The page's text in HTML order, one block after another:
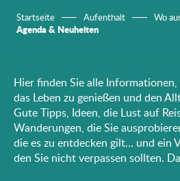
Startseite Aufenthalt Wo
Agenda & Neuheiten
Hier finden Sie alle
das Leben zu genießen und den
Gute Tipps, Ideen, die Lust auf
Wanderungen, die Sie
die es zu entdecken gilt… und ein
den Sie nicht verpassen sollten.